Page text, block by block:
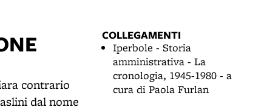
contrario
dal nome
COLLEGAMENTI
Iperbole - Storia
amministrativa - La
cronologia, 1945-1980 - a
cura di Paola Furlan